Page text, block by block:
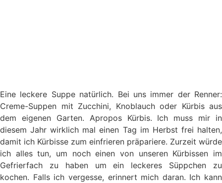
Eine leckere Suppe natürlich. Bei uns immer der Renner:
Creme-Suppen mit Zucchini, Knoblauch oder Kürbis aus
dem eigenen Garten. Apropos Kürbis. Ich muss mir in
diesem Jahr wirklich mal einen Tag im Herbst frei halten,
damit ich Kürbisse zum einfrieren präpariere. Zurzeit würde
ich alles tun, um noch einen von unseren Kürbissen im
Gefrierfach zu haben um ein leckeres Süppchen zu
kochen. Falls ich vergesse, erinnert mich daran. Ich kann